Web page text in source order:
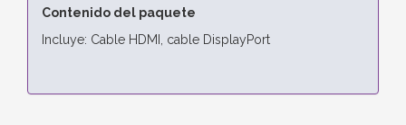
Contenido del paquete
Incluye: Cable HDMI, cable DisplayPort